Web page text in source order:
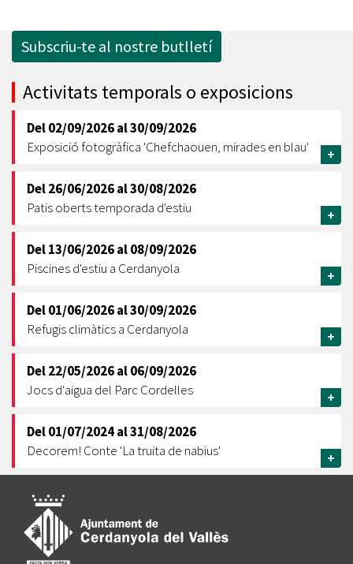
Subscriu-te al nostre butlletí
Activitats temporals o exposicions
Del02/09/2026al30/09/2026
Exposició fotogràfica 'Chefchaouen, mirades en blau'
+
Del26/06/2026al30/08/2026
Patis oberts temporada d'estiu
+
Del13/06/2026al08/09/2026
Piscines d'estiu a Cerdanyola
+
Del01/06/2026al30/09/2026
Refugis climàtics a Cerdanyola
+
Del22/05/2026al06/09/2026
Jocs d'aigua del Parc Cordelles
+
Del01/07/2024al31/08/2026
Decorem! Conte 'La truita de nabius'
+